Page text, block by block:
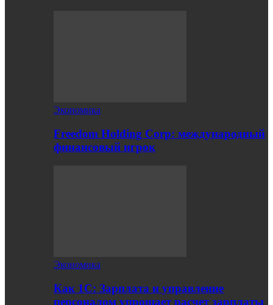
Экономика
Freedom Holding Corp: международный
финансовый игрок
Экономика
Как 1С: Зарплата и управление
персоналом упрощает расчет зарплаты